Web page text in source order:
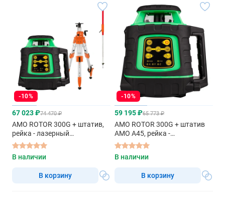
-10%
67 023 ₽74 470 ₽
AMO ROTOR 300G + штатив,
рейка - лазерный
ротационный нивелир с
зеленым лучом
В наличии
В корзину
-10%
59 195 ₽65 773 ₽
AMO ROTOR 300G + штатив
AMO A45, рейка -
ротационный нивелир с
красным лучом
В наличии
В корзину